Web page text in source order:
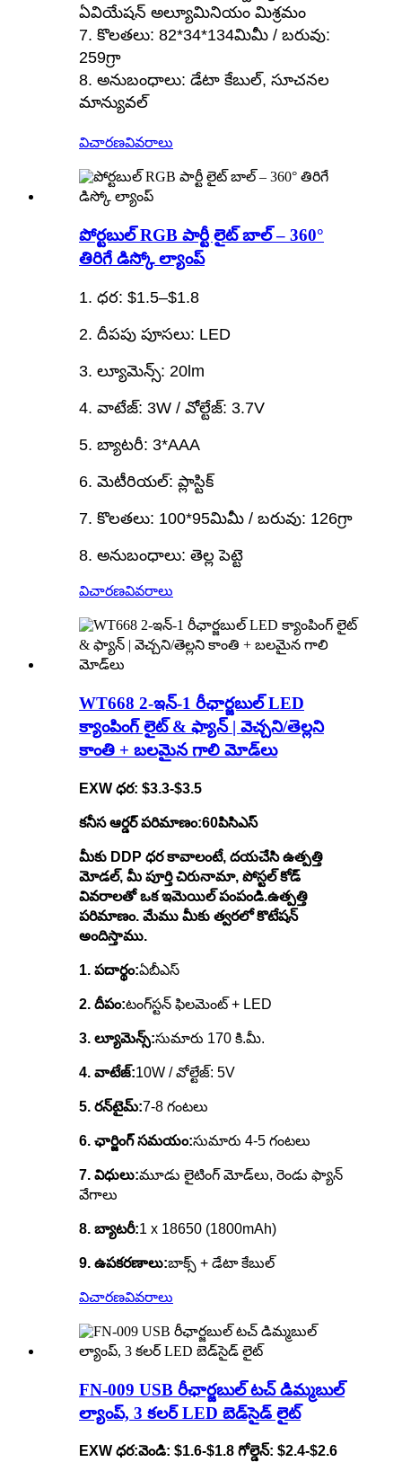
ఏవియేషన్ అల్యూమినియం మిశ్రమం
7. కొలతలు: 82*34*134మిమీ / బరువు:
259గ్రా
8. అనుబంధాలు: డేటా కేబుల్, సూచనల
మాన్యువల్
విచారణవివరాలు
పోర్టబుల్ RGB పార్టీ లైట్ బాల్ – 360°
తిరిగే డిస్కో ల్యాంప్
1. ధర: $1.5–$1.8
2. దీపపు పూసలు: LED
3. ల్యూమెన్స్: 20lm
4. వాటేజ్: 3W / వోల్టేజ్: 3.7V
5. బ్యాటరీ: 3*AAA
6. మెటీరియల్: ప్లాస్టిక్
7. కొలతలు: 100*95మిమీ / బరువు: 126గ్రా
8. అనుబంధాలు: తెల్ల పెట్టె
విచారణవివరాలు
WT668 2-ఇన్-1 రీఛార్జబుల్ LED
క్యాంపింగ్ లైట్ & ఫ్యాన్ | వెచ్చని/తెల్లని
కాంతి + బలమైన గాలి మోడ్‌లు
EXW ధర: $3.3-$3.5
కనీస ఆర్డర్ పరిమాణం:60పిసిఎస్
మీకు DDP ధర కావాలంటే, దయచేసి ఉత్పత్తి
మోడల్, మీ పూర్తి చిరునామా, పోస్టల్ కోడ్
వివరాలతో ఒక ఇమెయిల్ పంపండి.ఉత్పత్తి
పరిమాణం. మేము మీకు త్వరలో కొటేషన్
అందిస్తాము.
1. పదార్థం:ఏబీఎస్
2. దీపం:టంగ్‌స్టన్ ఫిలమెంట్ + LED
3. ల్యూమెన్స్:సుమారు 170 కి.మీ.
4. వాటేజ్:10W / వోల్టేజ్: 5V
5. రన్‌టైమ్:7-8 గంటలు
6. ఛార్జింగ్ సమయం:సుమారు 4-5 గంటలు
7. విధులు:మూడు లైటింగ్ మోడ్‌లు, రెండు ఫ్యాన్
వేగాలు
8. బ్యాటరీ:1 x 18650 (1800mAh)
9. ఉపకరణాలు:బాక్స్ + డేటా కేబుల్
విచారణవివరాలు
FN-009 USB రీఛార్జబుల్ టచ్ డిమ్మబుల్
ల్యాంప్, 3 కలర్ LED బెడ్‌సైడ్ లైట్
EXW ధర:వెండి: $1.6-$1.8 గోల్డెన్: $2.4-$2.6